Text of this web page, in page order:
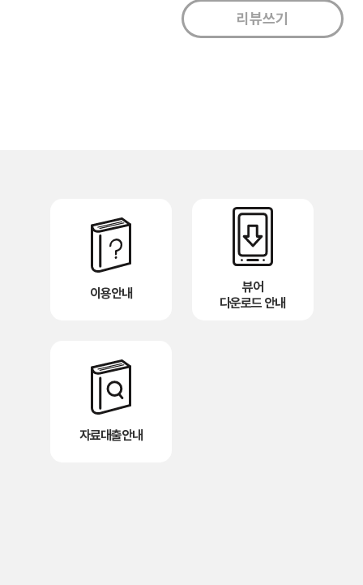
이용안내
뷰어
다운로드 안내
자료대출안내